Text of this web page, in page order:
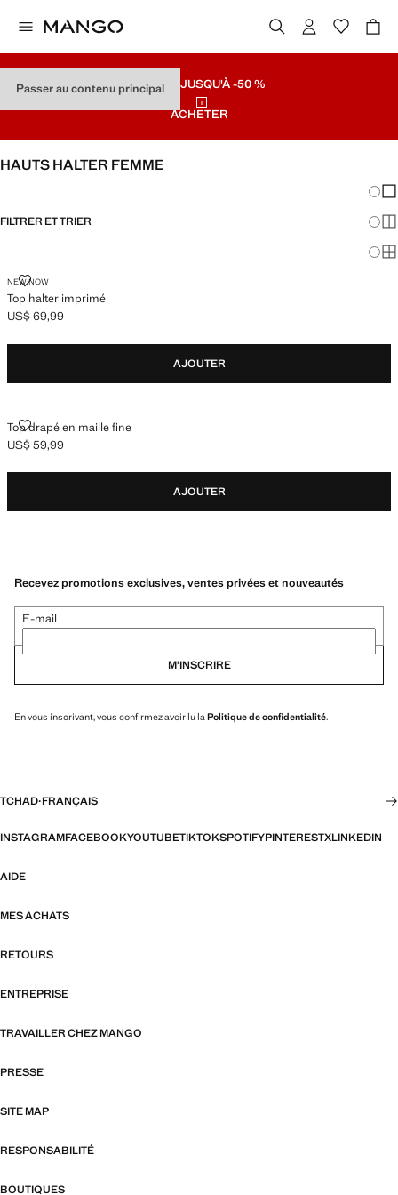
Passer au contenu principal
SOLDES JUSQU'À -50 %
ACHETER
HAUTS HALTER FEMME
FILTRER ET TRIER
NEW NOW
Top halter imprimé
TOP HALTER IMPRIMÉ
Prix actuel [US$ 69,99 ]
US$ 69,99
AJOUTER
Top drapé en maille fine
TOP DRAPÉ EN MAILLE FINE
Prix actuel [US$ 59,99 ]
US$ 59,99
AJOUTER
Recevez promotions exclusives, ventes privées et nouveautés
E-mail
M’INSCRIRE
En vous inscrivant, vous confirmez avoir lu la Politique de confidentialité.
TCHAD·FRANÇAIS
INSTAGRAMFACEBOOKYOUTUBETIKTOKSPOTIFYPINTERESTXLINKEDIN
AIDE
MES ACHATS
RETOURS
ENTREPRISE
TRAVAILLER CHEZ MANGO
PRESSE
SITE MAP
RESPONSABILITÉ
BOUTIQUES